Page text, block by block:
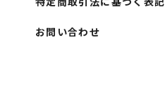
お問い合わせ